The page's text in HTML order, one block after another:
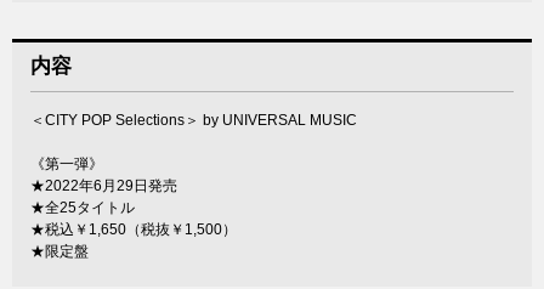
内容
＜CITY POP Selections＞ by UNIVERSAL MUSIC
《第一弾》
★2022年6月29日発売
★全25タイトル
★税込￥1,650（税抜￥1,500）
★限定盤